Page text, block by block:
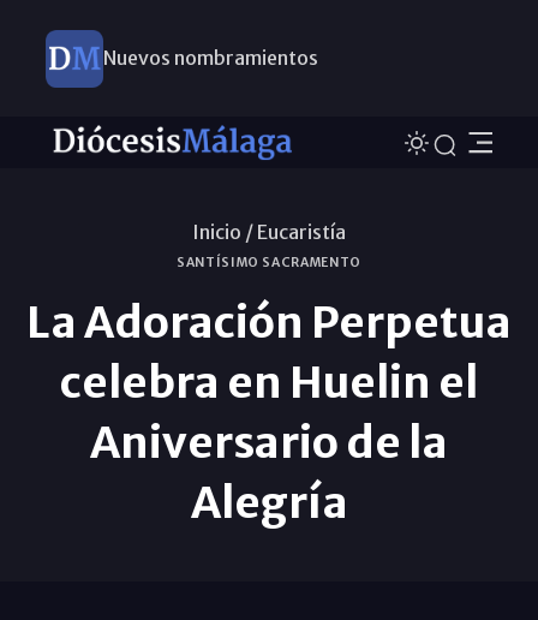
Nuevos nombramientos
Inicio / Eucaristía
SANTÍSIMO SACRAMENTO
La Adoración Perpetua
celebra en Huelin el
Aniversario de la
Alegría